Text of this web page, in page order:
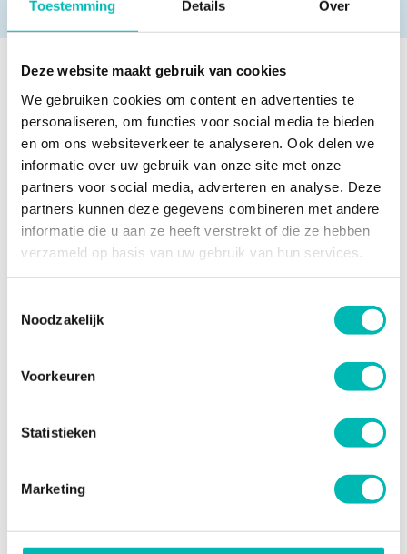
Toestemming Details Over
Deze website maakt gebruik van cookies
We gebruiken cookies om content en advertenties te
personaliseren, om functies voor social media te bieden
en om ons websiteverkeer te analyseren. Ook delen we
informatie over uw gebruik van onze site met onze
partners voor social media, adverteren en analyse. Deze
partners kunnen deze gegevens combineren met andere
informatie die u aan ze heeft verstrekt of die ze hebben
verzameld op basis van uw gebruik van hun services.
Noodzakelijk
Voorkeuren
Statistieken
Marketing
Meer nieuws
Waarom liften bij extreme
hitte tijdelijk stilvallen
6 AUGUSTUS 2026